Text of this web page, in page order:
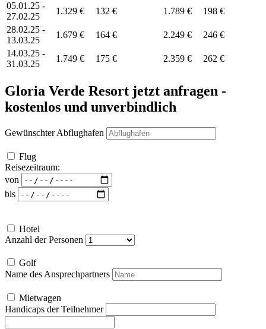
05.01.25 -
27.02.25
1.329 € 132 € 1.789 €
198 €
28.02.25 -
13.03.25
1.679 € 164 € 2.249 €
246 €
14.03.25 -
31.03.25
1.749 € 175 € 2.359 € 262 €
Gloria Verde Resort jetzt anfragen -
kostenlos und unverbindlich
Gewünschter Abflughafen
Flug
Reisezeitraum:
von
bis
Hotel
Anzahl der Personen
Golf
Name des Ansprechpartners
Mietwagen
Handicaps der Teilnehmer